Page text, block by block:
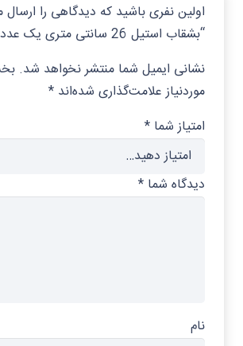
اولین نفری باشید که دیدگاهی را ارسال
“بشقاب استیل 26 سانتی متری یک عددی ایلا”
نشانی ایمیل شما منتشر نخواهد شد.
موردنیاز علامت‌گذاری شده‌اند *
امتیاز شما *
دیدگاه شما *
نام